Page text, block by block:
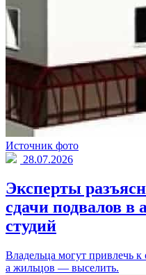
Источник фото
28.07.2026
Эксперты
сдачи подвалов в
студий
Владельца могут привлечь к
а жильцов — выселить.